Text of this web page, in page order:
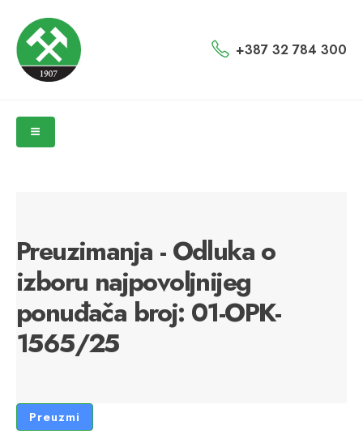
+387 32 784 300
Preuzimanja - Odluka o
izboru najpovoljnijeg
ponuđača broj: 01-OPK-
1565/25
Preuzmi